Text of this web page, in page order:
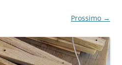
Prossimo →